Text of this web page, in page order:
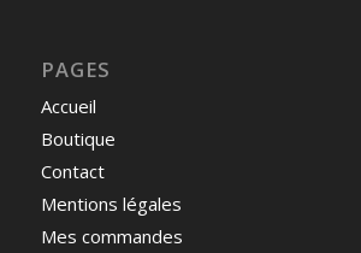
PAGES
Accueil
Boutique
Contact
Mentions légales
Mes commandes